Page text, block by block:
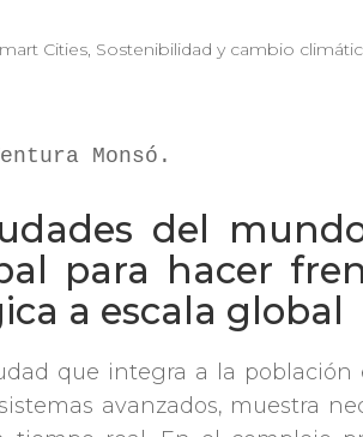
Cities, Sostenibilidad y cambio
Monsó.
del
para hacer
a escala global
que integra a la
avanzados, muestra